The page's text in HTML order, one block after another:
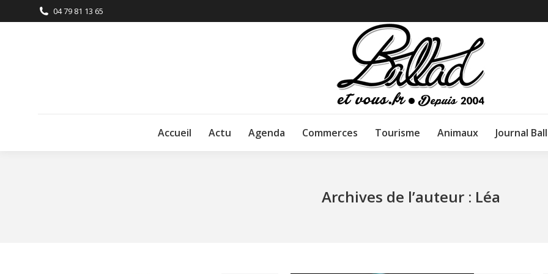
04 79 81 13 65
Accueil Actu Agenda Commerces Tourisme Animaux Journal
Archives de l’auteur : Léa